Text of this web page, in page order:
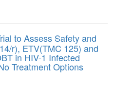
to Assess Safety and
r), ETV(TMC 125) and
in HIV-1 Infected
Treatment Options